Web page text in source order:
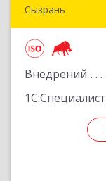
Сызрань
Внедрений
1С:Специалист